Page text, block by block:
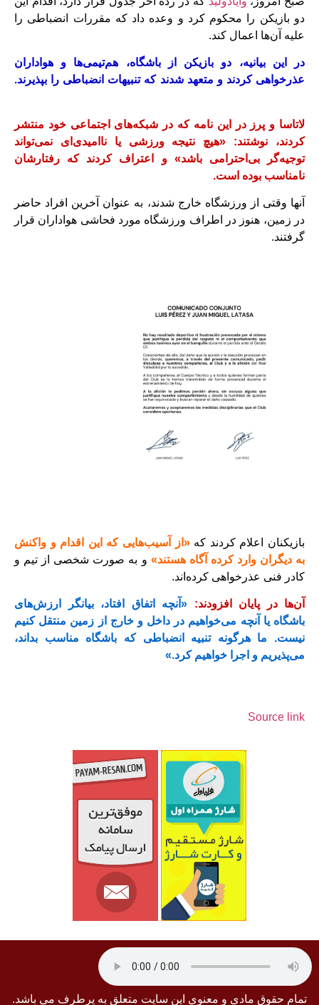
دو بازیکن را محکوم کرد و وعده داد که مقررات انضباطی را
علیه آن‌ها اعمال کند.
در این بیانیه، دو بازیکن از باشگاه، هم‌تیمی‌ها و هواداران
عذرخواهی کردند و متعهد شدند که تنبیهات انضباطی را بپذیرند.
لاتاسا و پرز در این نامه که در شبکه‌های اجتماعی خود منتشر
کردند، نوشتند: «هیچ نتیجه ورزشی یا ناامیدی‌ای نمی‌تواند
توجیه‌گر بی‌احترامی باشد» و اعتراف کردند که رفتارشان
نامناسب بوده است.
آنها وقتی از ورزشگاه خارج شدند، به عنوان آخرین افراد حاضر
در زمین، هنوز در اطراف ورزشگاه مورد فحاشی هواداران قرار
گرفتند.
بازیکنان اعلام کردند که «از آسیب‌هایی که این اقدام و واکنش
به دیگران وارد کرده آگاه هستند» و به صورت شخصی از تیم و
کادر فنی عذرخواهی کرده‌اند.
آن‌ها در پایان افزودند: «آنچه اتفاق افتاد، بیانگر ارزش‌های
باشگاه یا آنچه می‌خواهیم در داخل و خارج از زمین منتقل کنیم
نیست. ما هرگونه تنبیه انضباطی که باشگاه مناسب بداند،
می‌پذیریم و اجرا خواهیم کرد.»
Source link
تمام حقوق مادی و معنوی این سایت متعلق به پرطرف می باشد.